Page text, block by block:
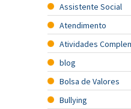
Assistente Social
Atendimento
Atividades
blog
Bolsa de Valores
Bullying